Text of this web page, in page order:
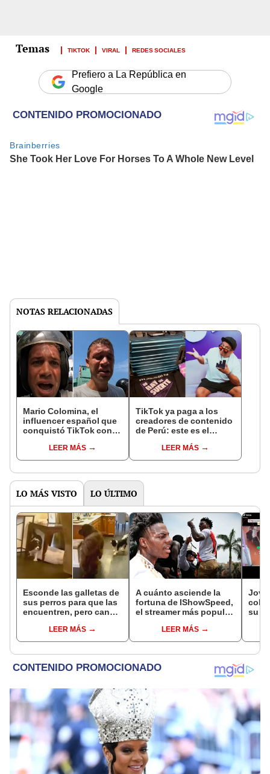
TIKTOK VIRAL REDES SOCIALES
Prefiero a La República en
Google
NOTAS RELACIONADAS
Mario Colomina, el
influencer español que
conquistó TikTok con
"Mi amor nació por la
gastronomía"
LEER MÁS
TikTok ya paga a los
creadores de contenido
de Perú: este es el
llegar a cobrar por 1.000
vistas
LEER MÁS
LO MÁS VISTO LO ÚLTIMO
Esconde las galletas de
sus perros para que las
encuentren, pero canes
LEER MÁS
A cuánto asciende la
fortuna de IShowSpeed,
el streamer más popular
llegó a Lima
LEER MÁS
su